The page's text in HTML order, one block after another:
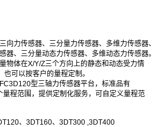
向力传感器、三分量力传感器、多维力传感器、
器、三分量动态力传感器、多维动态力传感器。
物体在X/Y/Z三个方向上的静态和动态受力情
可以按客户的量程定制。
型三轴力传感器平台，标准品有
程范围，提供定制化服务，可自定义量程范
、3DT160、3DT300 ,3DT400